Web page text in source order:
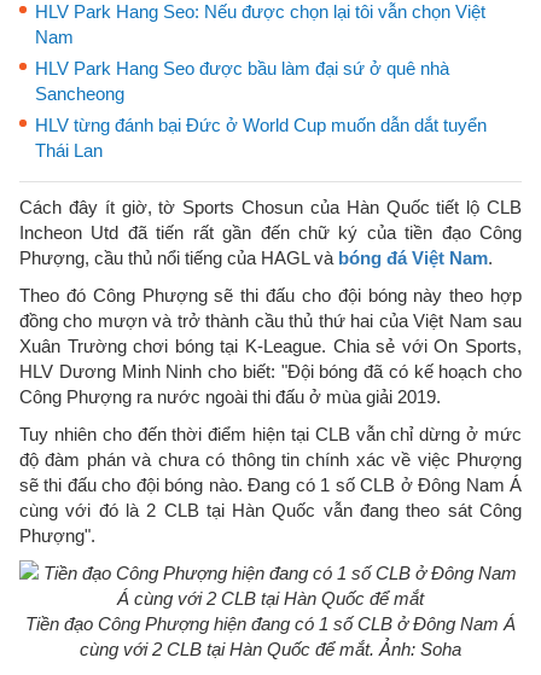
HLV Park Hang Seo: Nếu được chọn lại tôi vẫn chọn Việt
Nam
HLV Park Hang Seo được bầu làm đại sứ ở quê nhà
Sancheong
HLV từng đánh bại Đức ở World Cup muốn dẫn dắt tuyển
Thái Lan
Cách đây ít giờ, tờ Sports Chosun của Hàn Quốc tiết lộ CLB
Incheon Utd đã tiến rất gần đến chữ ký của tiền đạo Công
Phượng, cầu thủ nổi tiếng của HAGL và bóng đá Việt Nam.
Theo đó Công Phượng sẽ thi đấu cho đội bóng này theo hợp
đồng cho mượn và trở thành cầu thủ thứ hai của Việt Nam sau
Xuân Trường chơi bóng tại K-League. Chia sẻ với On Sports,
HLV Dương Minh Ninh cho biết: "Đội bóng đã có kế hoạch cho
Công Phượng ra nước ngoài thi đấu ở mùa giải 2019.
Tuy nhiên cho đến thời điểm hiện tại CLB vẫn chỉ dừng ở mức
độ đàm phán và chưa có thông tin chính xác về việc Phượng
sẽ thi đấu cho đội bóng nào. Đang có 1 số CLB ở Đông Nam Á
cùng với đó là 2 CLB tại Hàn Quốc vẫn đang theo sát Công
Phượng".
Tiền đạo Công Phượng hiện đang có 1 số CLB ở Đông Nam Á
cùng với 2 CLB tại Hàn Quốc để mắt. Ảnh: Soha